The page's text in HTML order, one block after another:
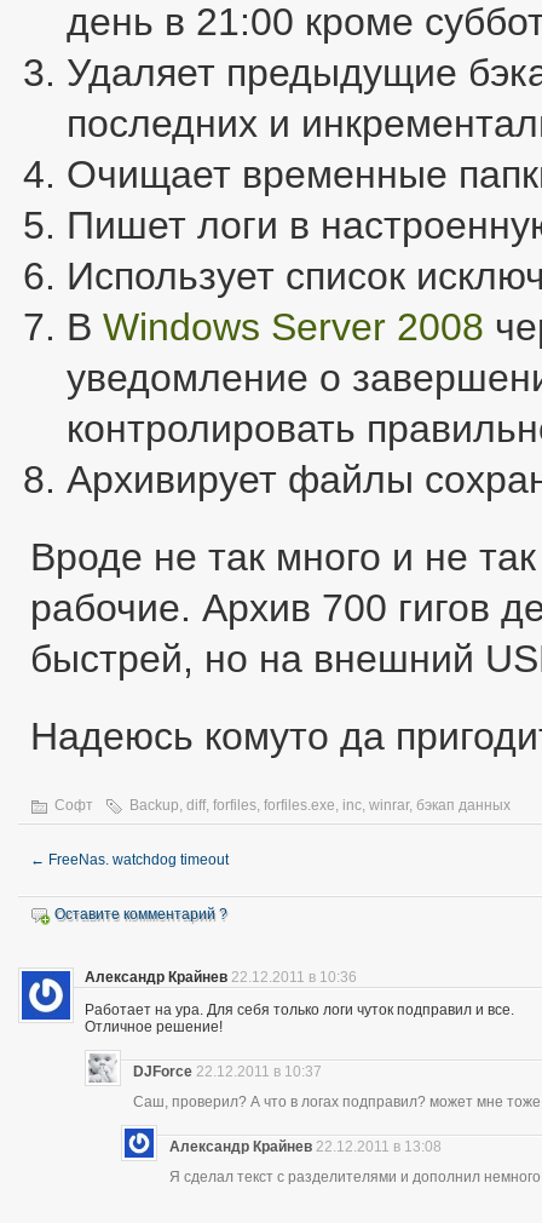
день в 21:00 кроме
Удаляет предыдущие
последних и
Очищает временные
Пишет логи в
Использует список
В Windows Server 2008
уведомление о
контролировать
Архивирует файлы
Вроде не так много и не
рабочие. Архив 700 гигов
быстрей, но на внешний
Надеюсь комуто да
Софт Backup, diff, forfiles, forfiles.exe, inc, winrar, бэкап данных
← FreeNas. watchdog timeout
Оставите комментарий ?
Александр Крайнев 22.12.2011 в 10:36
Работает на ура. Для себя только логи чуток подправил и все.
Отличное решение!
DJForce 22.12.2011 в 10:37
Саш, проверил? А что в логах подправил? может мне
Александр Крайнев 22.12.2011 в 13:08
Я сделал текст с разделителями и дополнил